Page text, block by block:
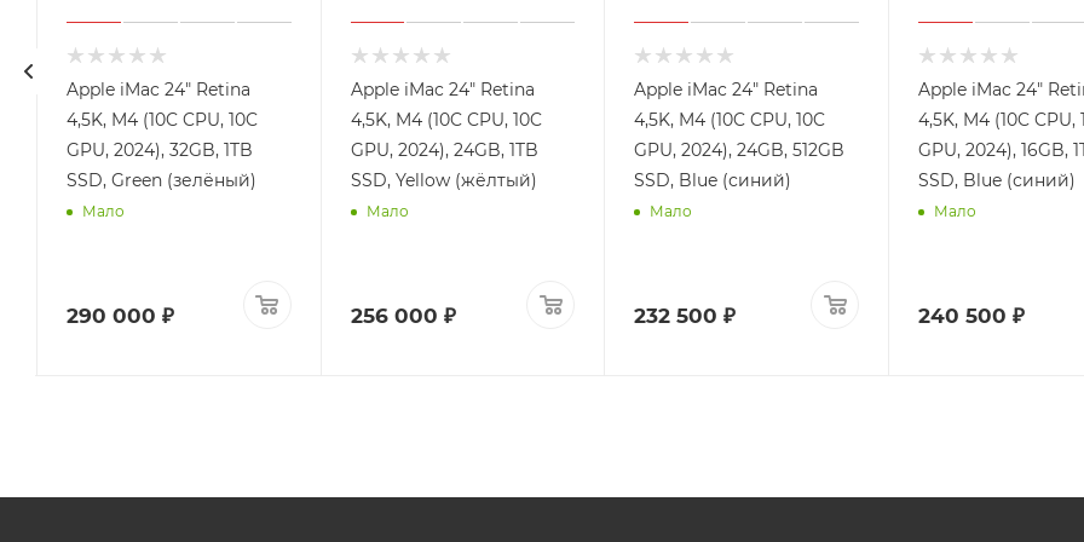
Apple iMac 24" Retina
4,5K, M4 (10C CPU, 10C
GPU, 2024), 32GB, 1TB
SSD, Green (зелёный)
Мало
290 000 ₽
Apple iMac 24" Retina
4,5K, M4 (10C CPU, 10C
GPU, 2024), 24GB, 1TB
SSD, Yellow (жёлтый)
Мало
256 000 ₽
Apple iMac 24" Retina
4,5K, M4 (10C CPU, 10C
GPU, 2024), 24GB, 512GB
SSD, Blue (синий)
Мало
232 500 ₽
Apple iMac 24"
4,5K, M4 (10C CPU,
GPU, 2024), 16GB,
SSD, Blue (синий)
Мало
240 500 ₽